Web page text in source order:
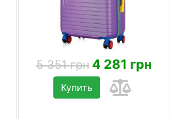
5 351 грн 4 281 грн
Купить